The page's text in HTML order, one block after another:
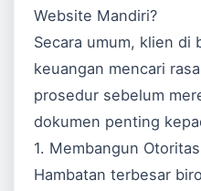
Website Mandiri?
Secara umum, klien di
keuangan mencari
prosedur sebelum
dokumen penting
1. Membangun
Hambatan terbesar